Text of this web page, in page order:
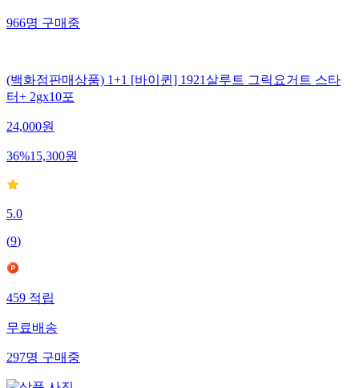
966명구매중
(백화점판매상품) 1+1 [바이퀸] 1921살루트 그릭요거트 스타
터+ 2gx10포
24,000원
36%15,300원
5.0
(9)
459적립
무료배송
297명구매중